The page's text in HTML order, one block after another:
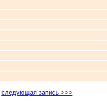
следующая запись >>>